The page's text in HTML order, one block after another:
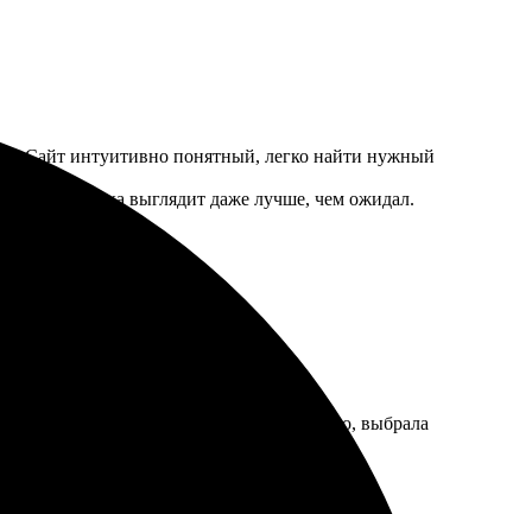
Сайт интуитивно понятный, легко найти нужный
что картинка выглядит даже лучше, чем ожидал.
Процесс был простым: загрузила фото, выбрала
работа на стене!